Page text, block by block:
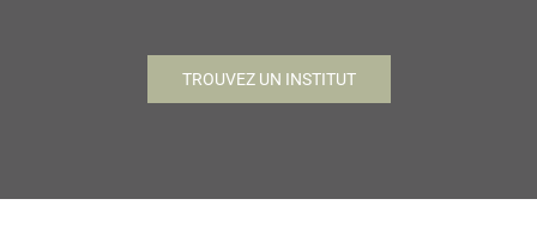
TROUVEZ UN INSTITUT